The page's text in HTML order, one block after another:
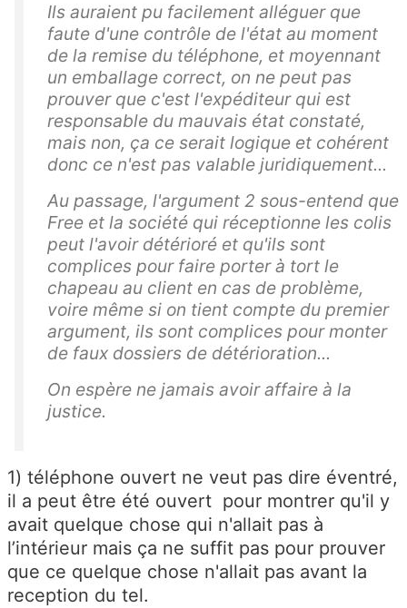
Ils auraient pu facilement alléguer que
faute d'une contrôle de l'état au moment
de la remise du téléphone, et moyennant
un emballage correct, on ne peut pas
prouver que c'est l'expéditeur qui est
responsable du mauvais état constaté,
mais non, ça ce serait logique et cohérent
donc ce n'est pas valable juridiquement...
Au passage, l'argument 2 sous-entend que
Free et la société qui réceptionne les colis
peut l'avoir détérioré et qu'ils sont
complices pour faire porter à tort le
chapeau au client en cas de problème,
voire même si on tient compte du premier
argument, ils sont complices pour monter
de faux dossiers de détérioration...
On espère ne jamais avoir affaire à la
justice.
1) téléphone ouvert ne veut pas dire éventré,
il a peut être été ouvert pour montrer qu'il y
avait quelque chose qui n'allait pas à
l’intérieur mais ça ne suffit pas pour prouver
que ce quelque chose n'allait pas avant la
reception du tel.